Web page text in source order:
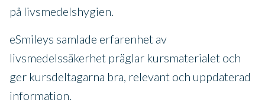
på livsmedelshygien.
eSmileys samlade erfarenhet av
livsmedelssäkerhet präglar kursmaterialet och
ger kursdeltagarna bra, relevant och uppdaterad
information.